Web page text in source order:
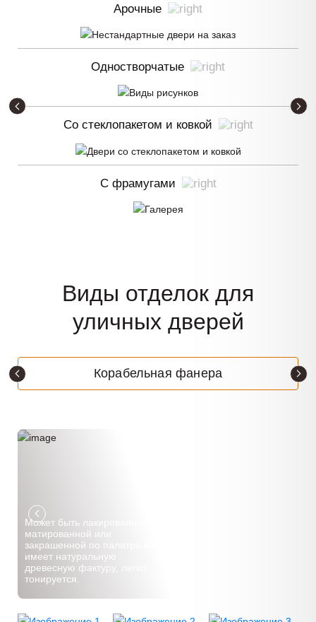
Арочные
Одностворчатые
Со стеклопакетом и ковкой
С фрамугами
Виды отделок для
уличных дверей
Корабельная фанера
Может быть лакированной и
матированной или
закрашенной по палитре Ral,
имеет натуральную
древесную фактуру, легко
тонируется.